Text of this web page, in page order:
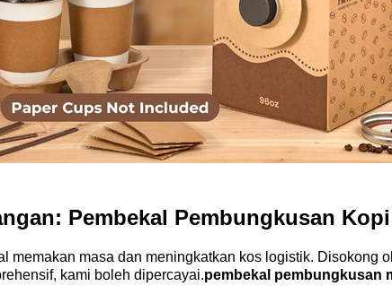
Pembekal Pembungkusan
memakan masa dan meningkatkan kos logistik. Disokong
kami boleh dipercayai.pembekal pembungkusan